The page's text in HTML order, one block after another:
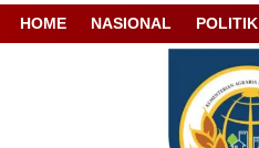
HOME NASIONAL POLITIK